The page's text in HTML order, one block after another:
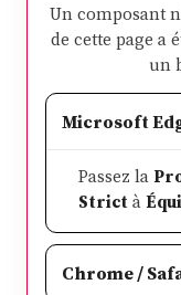
Un composant
de cette page a
un
Microsoft
Passez la
Strictà
Chrome /